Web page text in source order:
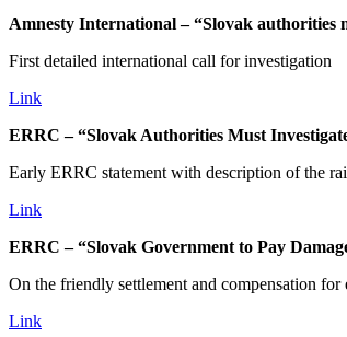
Amnesty International – “Slovak authorities
First detailed international call for investigation
Link
ERRC – “Slovak Authorities Must
Early ERRC statement with description of the
Link
ERRC – “Slovak Government to Pay
On the friendly settlement and compensation
Link